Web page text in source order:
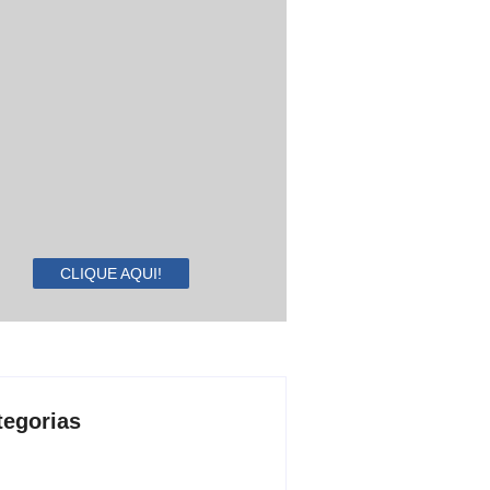
CLIQUE AQUI!